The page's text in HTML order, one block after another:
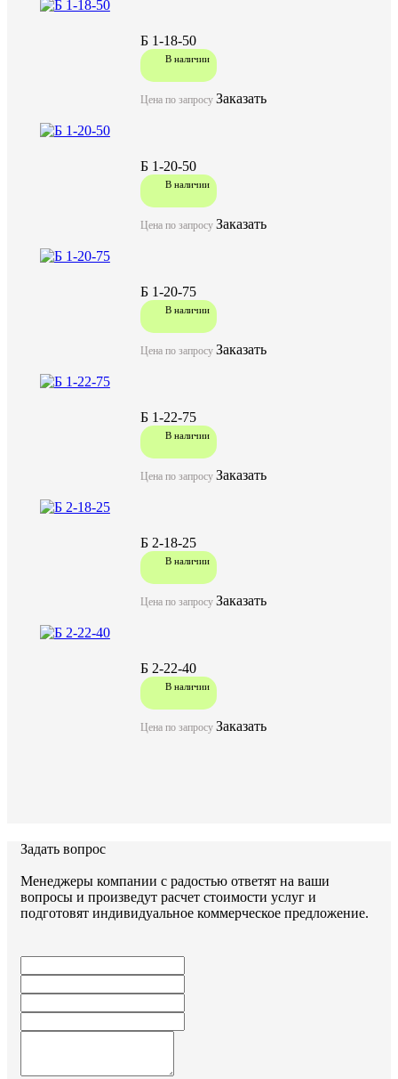
В наличии
Б 1-18-50
Цена по запросуЗаказать
В наличии
Б 1-20-50
Цена по запросуЗаказать
В наличии
Б 1-20-75
Цена по запросуЗаказать
В наличии
Б 1-22-75
Цена по запросуЗаказать
В наличии
Б 2-18-25
Цена по запросуЗаказать
В наличии
Б 2-22-40
Цена по запросуЗаказать
Задать вопрос
Менеджеры компании с радостью ответят на ваши
вопросы и произведут расчет стоимости услуг и
подготовят индивидуальное коммерческое предложение.